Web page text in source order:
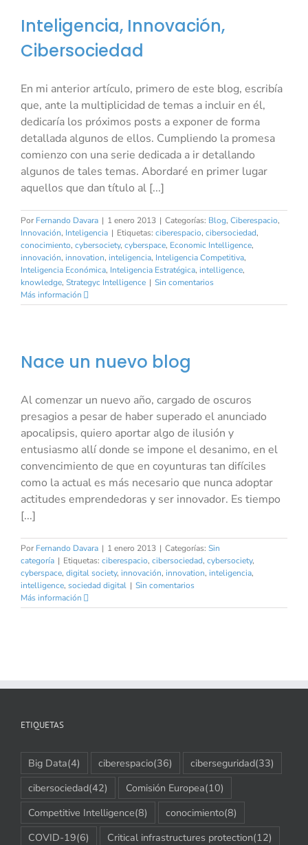
Inteligencia, Innovación,
Cibersociedad
En mi anterior artículo, primero de este blog, escribía
que, ante la multiplicidad de temas a incluir en él,
dedicaría los próximos posts a exponer de forma
detallada algunos de ellos. Cumpliendo la promesa
comienzo con una serie dedicada a ir detallando
algunos de tales temas. Abordaré en primer lugar
aquellos que dan título al [...]
Por Fernando Davara | 1 enero 2013 | Categorías: Blog, Ciberespacio,
Innovación, Inteligencia | Etiquetas: ciberespacio, cibersociedad,
conocimiento, cybersociety, cyberspace, Economic Intelligence,
innovación, innovation, inteligencia, Inteligencia Competitiva,
Inteligencia Económica, Inteligencia Estratégica, intelligence,
knowledge, Strategyc Intelligence | Sin comentarios
Más información
Nace un nuevo blog
Al comenzar un nuevo año, cargado de oscuros
presagios a pesar de haber superado el anunciado
apocalipsis, quiero aportar algo de ilusión y
entusiasmo allí donde se impone el desanimo, en el
convencimiento de que en coyunturas tan difíciles
como la actual es más necesario que nunca adoptar
actitudes emprendedoras y ser innovador. Es tiempo
[...]
Por Fernando Davara | 1 enero 2013 | Categorías: Sin
categoría | Etiquetas: ciberespacio, cibersociedad, cybersociety,
cyberspace, digital society, innovación, innovation, inteligencia,
intelligence, sociedad digital | Sin comentarios
Más información
ETIQUETAS
Big Data(4) ciberespacio(36) ciberseguridad(33)
cibersociedad(42) Comisión Europea(10)
Competitive Intelligence(8) conocimiento(8)
COVID-19(6) Critical infrastructures protection(12)